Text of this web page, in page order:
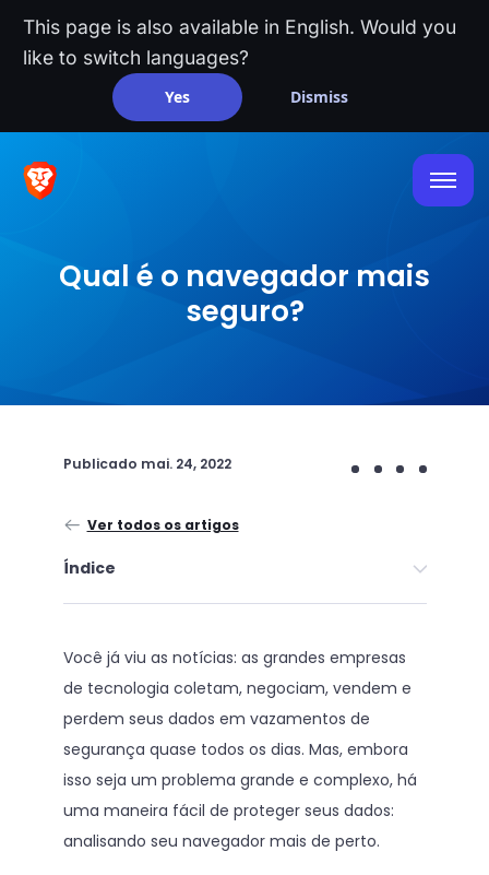
This page is also available in English. Would you
like to switch languages?
Yes Dismiss
Qual é o navegador mais
seguro?
Publicado mai. 24, 2022
Ver todos os artigos
Índice
Você já viu as notícias: as grandes empresas
de tecnologia coletam, negociam, vendem e
perdem seus dados em vazamentos de
segurança quase todos os dias. Mas, embora
isso seja um problema grande e complexo, há
uma maneira fácil de proteger seus dados:
analisando seu navegador mais de perto.